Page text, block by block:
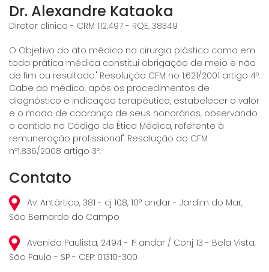
Dr. Alexandre Kataoka
Diretor clínico - CRM 112.497 - RQE. 38349
O Objetivo do ato médico na cirurgia plástica como em
toda prática médica constitui obrigação de meio e não
de fim ou resultado." Resolução CFM no 1.621/2001 artigo 4º.
Cabe ao médico, após os procedimentos de
diagnóstico e indicação terapêutica, estabelecer o valor
e o modo de cobrança de seus honorários, observando
o contido no Código de Ética Médica, referente à
remuneração profissional". Resolução do CFM
nº1.836/2008 artigo 3º.
Contato
Av. Antártico, 381 - cj 108, 10° andar - Jardim do Mar,
São Bernardo do Campo
Avenida Paulista, 2494 - 1º andar / Conj 13 - Bela Vista,
São Paulo - SP - CEP: 01310-300